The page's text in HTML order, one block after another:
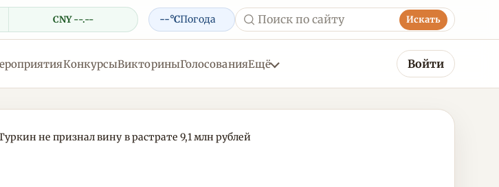
CNY --.-- --°CПогода Искать
КонкурсыВикториныГолосованияЕщё Войти
не признал вину в растрате 9,1 млн рублей